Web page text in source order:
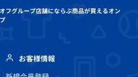
フグループ店舗にならぶ商品が買えるオン
お客様情報